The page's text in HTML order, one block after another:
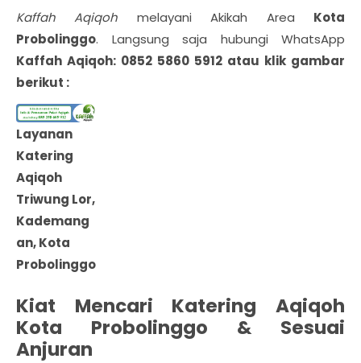
Kaffah Aqiqoh melayani Akikah Area Kota
Probolinggo. Langsung saja hubungi WhatsApp
Kaffah Aqiqoh: 0852 5860 5912 atau klik gambar
berikut :
Layanan
Katering
Aqiqoh
Triwung Lor,
Kademang
an, Kota
Probolinggo
Kiat Mencari Katering Aqiqoh
Kota Probolinggo & Sesuai
Anjuran